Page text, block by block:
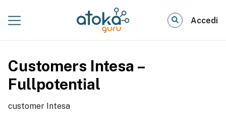
Accedi
Customers Intesa –
Fullpotential
customer Intesa